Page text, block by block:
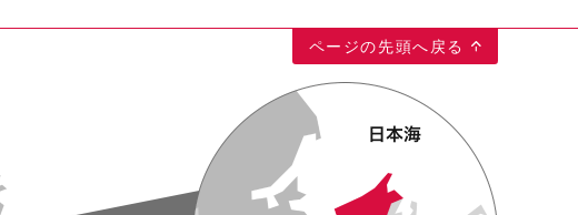
ページの先頭へ戻る